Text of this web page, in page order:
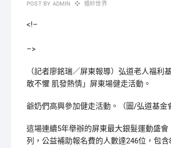
POST BY ADMIN 婚紗世界
<!–
–>
（記者廖銘瑞／屏東報導）弘道老人福
敢不懼 肌發熱情」屏東場健走活動。
爺奶們高興參加健走活動。（圖/弘道基金
這場連續5年舉辦的屏東最大銀髮運動盛
列，公益補助報名費的人數達246位，包